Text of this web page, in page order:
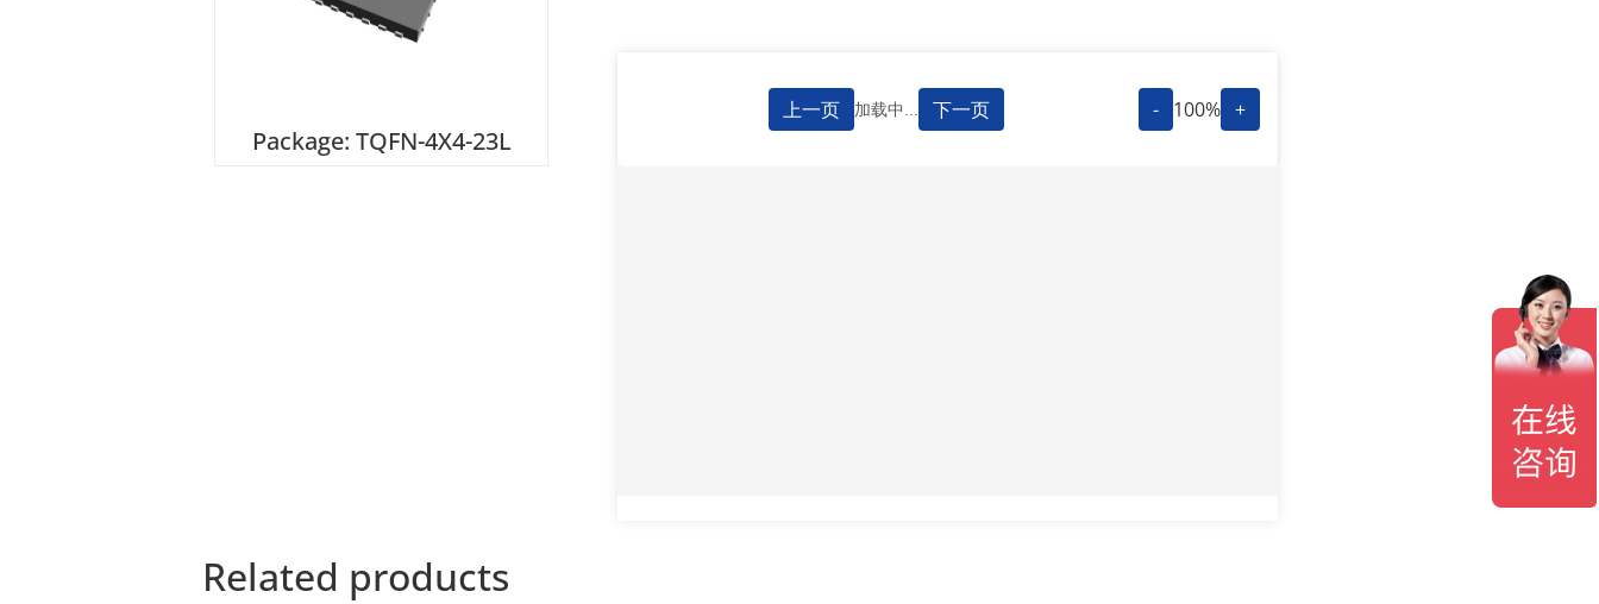
Package: TQFN-4X4-23L
上一页 加载中... 下一页 - 100% +
Related products